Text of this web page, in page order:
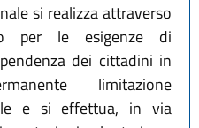
si realizza attraverso
per le esigenze di
dei cittadini in
limitazione
e si effettua, in via